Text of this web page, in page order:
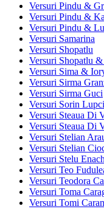
Versuri Pindu &
Versuri Pindu &
Versuri Pindu &
Versuri Samarina
Versuri Shopatlu
Versuri Shopatlu
Versuri Sima &
Versuri Sirma
Versuri Sirma Guci
Versuri Sorin Lupci
Versuri Steaua Di
Versuri Steaua Di
Versuri Stelian
Versuri Stelian
Versuri Stelu
Versuri Teo
Versuri Teodora
Versuri Toma
Versuri Tomi